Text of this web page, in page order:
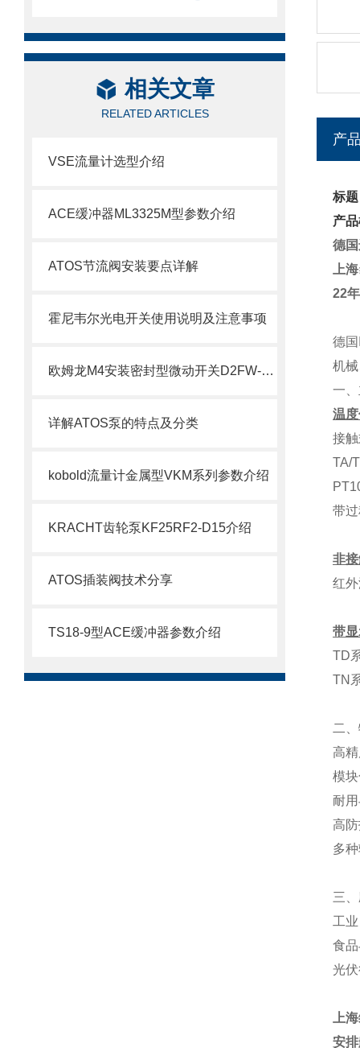
相关文章
RELATED ARTICLES
VSE流量计选型介绍
ACE缓冲器ML3325M型参数介绍
ATOS节流阀安装要点详解
霍尼韦尔光电开关使用说明及注意事项
欧姆龙M4安装密封型微动开关D2FW-G技术资料
详解ATOS泵的特点及分类
kobold流量计金属型VKM系列参数介绍
KRACHT齿轮泵KF25RF2-D15介绍
ATOS插装阀技术分享
TS18-9型ACE缓冲器参数介绍
产
标
产
德
上
22
德
机
一
温
接
TA/
带
非
红
带
TD
TN
二
高
模
耐
高
多
三
工
食
光
上
安